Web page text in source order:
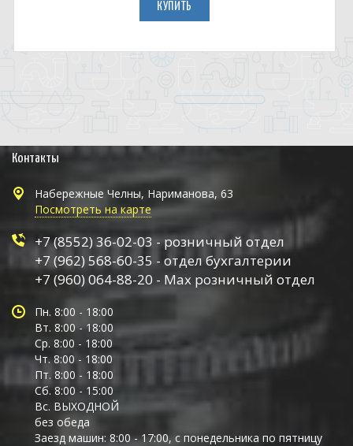
КУПИТЬ
Контакты
Набережные Челны, Нариманова, 63
Посмотреть на карте
+7 (8552) 36-02-03 - розничный отдел
+7 (962) 568-60-35 - отдел бухгалтерии
+7 (960) 064-88-20 - Max розничный отдел
Пн. 8:00 - 18:00
Вт. 8:00 - 18:00
Ср. 8:00 - 18:00
Чт. 8:00 - 18:00
Пт. 8:00 - 18:00
Сб. 8:00 - 15:00
Вс. ВЫХОДНОЙ
без обеда
Заезд машин: 8:00 - 17:00, с понедельника по пятницу